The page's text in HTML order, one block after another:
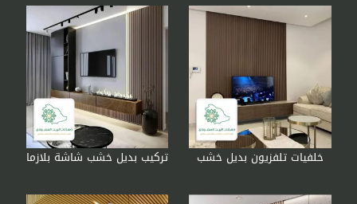
خلفيات تلفزيون بديل خشب تركيب بديل خشب شاشة بلازما